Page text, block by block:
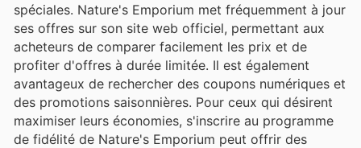
spéciales. Nature's Emporium met fréquemment à jour
ses offres sur son site web officiel, permettant aux
acheteurs de comparer facilement les prix et de
profiter d'offres à durée limitée. Il est également
avantageux de rechercher des coupons numériques et
des promotions saisonnières. Pour ceux qui désirent
maximiser leurs économies, s'inscrire au programme
de fidélité de Nature's Emporium peut offrir des